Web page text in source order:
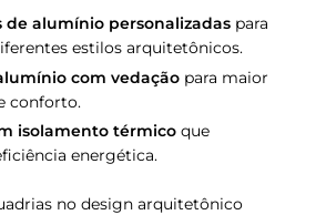
de alumínio personalizadas para
estilos arquitetônicos.
com vedação para maior
conforto.
isolamento térmico que
energética.
no design arquitetônico